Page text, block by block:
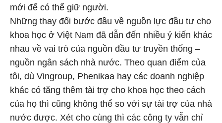
mới để có thể giữ người.
Những thay đổi bước đầu về nguồn lực đầu tư cho
khoa học ở Việt Nam đã dẫn đến nhiều ý kiến khác
nhau về vai trò của nguồn đầu tư truyền thống –
nguồn ngân sách nhà nước. Theo quan điểm của
tôi, dù Vingroup, Phenikaa hay các doanh nghiệp
khác có tăng thêm tài trợ cho khoa học theo cách
của họ thì cũng không thể so với sự tài trợ của nhà
nước được. Xét cho cùng thì các công ty vẫn chỉ